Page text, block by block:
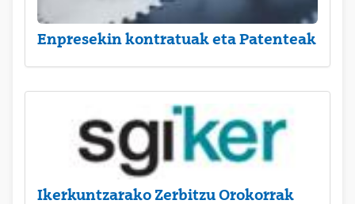
Enpresekin kontratuak eta Patenteak
Ikerkuntzarako Zerbitzu Orokorrak